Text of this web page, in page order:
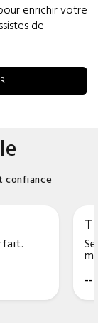
enrichir votre
de
confiance
--